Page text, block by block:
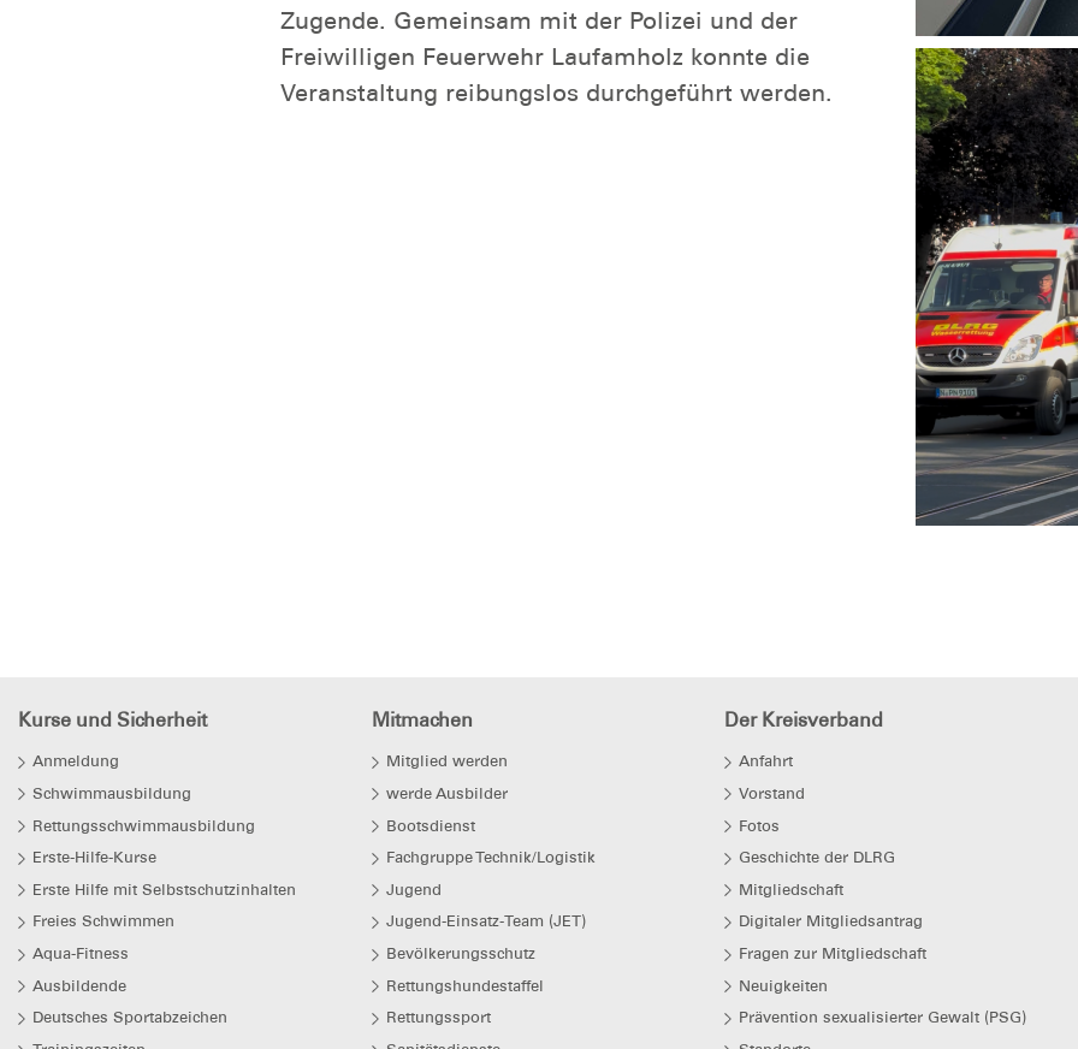
Zugende. Gemeinsam mit der Polizei und der
Freiwilligen Feuerwehr Laufamholz konnte die
Veranstaltung reibungslos durchgeführt werden.
Kurse und Sicherheit
Anmeldung
Schwimmausbildung
Rettungsschwimmausbildung
Erste-Hilfe-Kurse
Erste Hilfe mit Selbstschutzinhalten
Freies Schwimmen
Aqua-Fitness
Ausbildende
Deutsches Sportabzeichen
Mitmachen
Mitglied werden
werde Ausbilder
Bootsdienst
Fachgruppe Technik/Logistik
Jugend
Jugend-Einsatz-Team (JET)
Bevölkerungsschutz
Rettungshundestaffel
Rettungssport
Der Kreisverband
Anfahrt
Vorstand
Fotos
Geschichte der DLRG
Mitgliedschaft
Digitaler Mitgliedsantrag
Fragen zur Mitgliedschaft
Neuigkeiten
Prävention sexualisierter Gewalt (PSG)